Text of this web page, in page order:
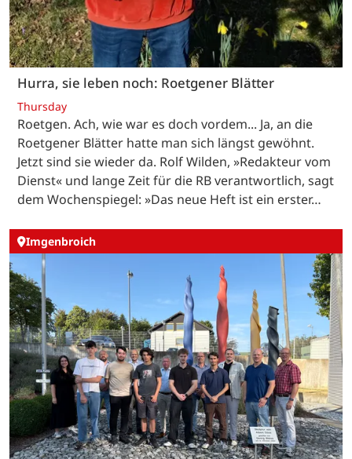
Hurra, sie leben noch: Roetgener Blätter
Thursday
Roetgen. Ach, wie war es doch vordem... Ja, an die
Roetgener Blätter hatte man sich längst gewöhnt.
Jetzt sind sie wieder da. Rolf Wilden, »Redakteur vom
Dienst« und lange Zeit für die RB verantwortlich, sagt
dem Wochenspiegel: »Das neue Heft ist ein erster…
Imgenbroich